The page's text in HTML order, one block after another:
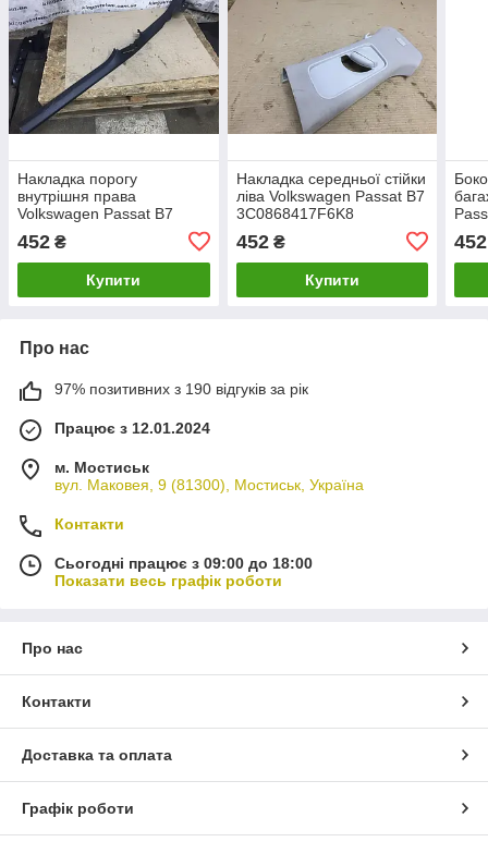
Накладка порогу
внутрішня права
Volkswagen Passat B7
452 ₴
Купити
Накладка середньої стійки
ліва Volkswagen Passat B7
3C0868417F6K8
452₴
Купити
452
Про нас
97% позитивних з 190 відгуків за рік
Працює з 12.01.2024
м. Мостиськ
вул. Маковея, 9 (81300), Мостиськ, Україна
Контакти
Сьогодні працює з 09:00 до 18:00
Показати весь графік роботи
Про нас
Контакти
Доставка та оплата
Графік роботи